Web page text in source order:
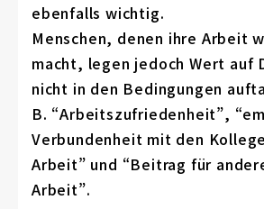
ebenfalls wichtig.
Menschen, denen ihre Arbeit
macht, legen jedoch Wert auf
nicht in den Bedingungen
B. “Arbeitszufriedenheit”,
Verbundenheit mit den
Arbeit” und “Beitrag für
Arbeit”.